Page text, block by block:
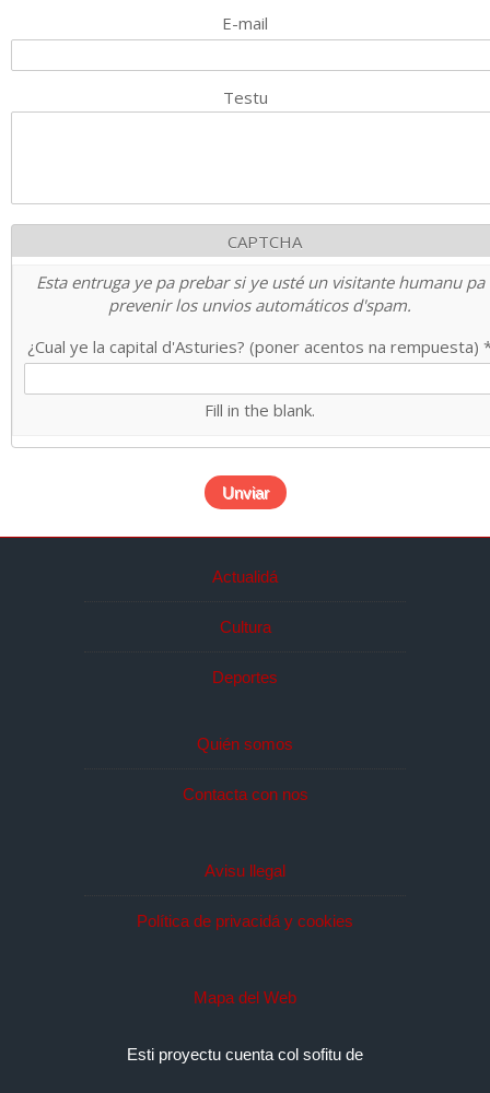
E-mail
Testu
CAPTCHA
Esta entruga ye pa prebar si ye usté un visitante humanu pa
prevenir los unvios automáticos d'spam.
¿Cual ye la capital d'Asturies? (poner acentos na rempuesta)
Fill in the blank.
Actualidá
Cultura
Deportes
Quién somos
Contacta con nos
Avisu llegal
Política de privacidá y cookies
Mapa del Web
Esti proyectu cuenta col sofitu de